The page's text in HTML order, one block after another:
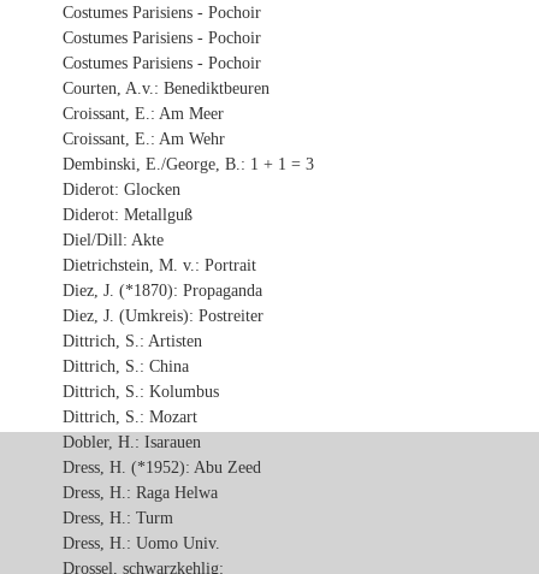
Costumes Parisiens - Pochoir
Costumes Parisiens - Pochoir
Costumes Parisiens - Pochoir
Courten, A.v.: Benediktbeuren
Croissant, E.: Am Meer
Croissant, E.: Am Wehr
Dembinski, E./George, B.: 1 + 1 = 3
Diderot: Glocken
Diderot: Metallguß
Diel/Dill: Akte
Dietrichstein, M. v.: Portrait
Diez, J. (*1870): Propaganda
Diez, J. (Umkreis): Postreiter
Dittrich, S.: Artisten
Dittrich, S.: China
Dittrich, S.: Kolumbus
Dittrich, S.: Mozart
Dobler, H.: Isarauen
Dress, H. (*1952): Abu Zeed
Dress, H.: Raga Helwa
Dress, H.: Turm
Dress, H.: Uomo Univ.
Drossel, schwarzkehlig: